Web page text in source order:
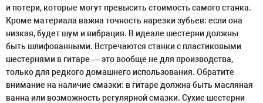
и потери, которые могут превысить стоимость самого станка.
Кроме материала важна точность нарезки зубьев: если она
низкая, будет шум и вибрация. В идеале шестерни должны
быть шлифованными. Встречаются станки с пластиковыми
шестернями в гитаре — это вообще не для производства,
только для редкого домашнего использования. Обратите
внимание на наличие смазки: в гитаре должна быть масляная
ванна или возможность регулярной смазки. Сухие шестерни